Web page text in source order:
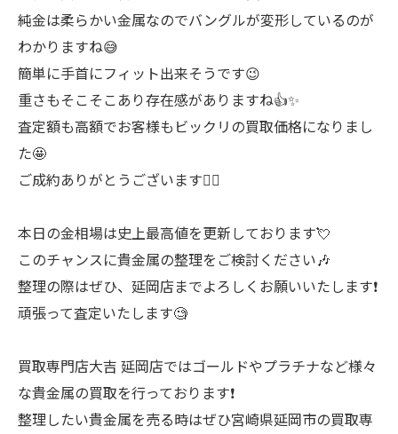
純金は柔らかい金属なのでバングルが変形しているのが
わかりますね😅
簡単に手首にフィット出来そうです😉
重さもそこそこあり存在感がありますね👍✨
査定額も高額でお客様もビックリの買取価格になりまし
た🤩
ご成約ありがとうございます🙇‍♂️
本日の金相場は史上最高値を更新しております💘
このチャンスに貴金属の整理をご検討ください🎶
整理の際はぜひ、延岡店までよろしくお願いいたします❗
頑張って査定いたします🧐
買取専門店大吉 延岡店ではゴールドやプラチナなど様々
な貴金属の買取を行っております❗
整理したい貴金属を売る時はぜひ宮崎県延岡市の買取専